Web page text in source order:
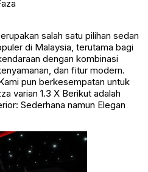
salah satu pilihan sedan
di Malaysia, terutama bagi
dengan kombinasi
dan fitur modern.
pun berkesempatan untuk
varian 1.3 X Berikut adalah
Sederhana namun Elegan